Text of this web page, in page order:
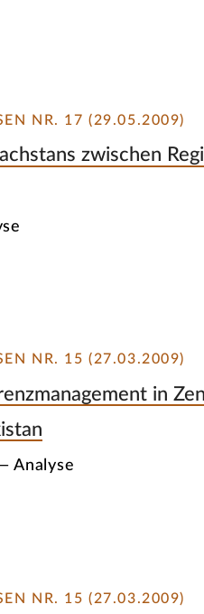
NR. 17 (29.05.2009)
zwischen
NR. 15 (27.03.2009)
in
Analyse
NR. 15 (27.03.2009)